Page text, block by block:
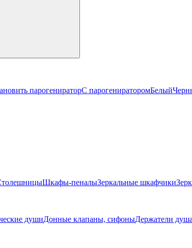
парогенираторС парогенираторомБелый
Шкафы-пеналыЗеркальные шкафчики
душиДонные клапаны, сифоныДержатели